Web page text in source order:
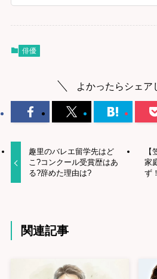
俳優
よかったらシェア
趣里のバレエ留学先はど
こ?コンクール受賞歴はあ
る?辞めた理由は?
家
ず
関連記事